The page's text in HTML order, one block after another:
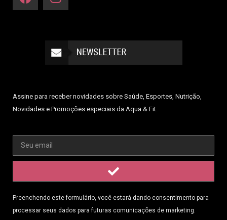
Assine para receber novidades sobre Saúde, Esportes, Nutrição,
Novidades e Promoções especiais da Aqua & Fit.
Preenchendo este formulário, você estará dando consentimento para
processar seus dados para futuras comunicações de marketing.